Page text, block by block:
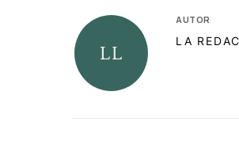
AUTOR
LA